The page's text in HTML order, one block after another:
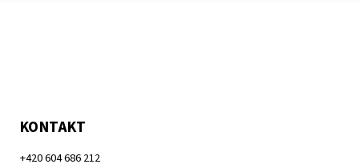
KONTAKT
+420 604 686 212